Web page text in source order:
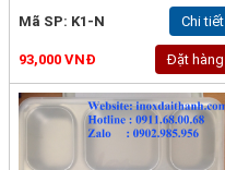
Mã SP: K1-N
Chi tiết
93,000 VNĐ Đặt hàng